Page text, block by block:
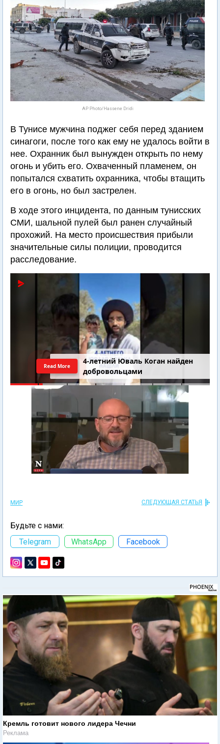
AP Photo/Hassene Dridi
В Тунисе мужчина поджег себя перед зданием
синагоги, после того как ему не удалось войти в
нее. Охранник был вынужден открыть по нему
огонь и убить его. Охваченный пламенем, он
попытался схватить охранника, чтобы втащить
его в огонь, но был застрелен.
В ходе этого инцидента, по данным тунисских
СМИ, шальной пулей был ранен случайный
прохожий. На место происшествия прибыли
значительные силы полиции, проводится
расследование.
4-летний Юваль Коган найден
добровольцами
Read More
МИР СЛЕДУЮЩАЯ СТАТЬЯ
Будьте с нами:
Telegram
WhatsApp Facebook
Кремль готовит нового лидера Чечни
Реклама